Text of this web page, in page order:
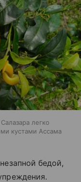
легко
кустами Ассама
бедой,